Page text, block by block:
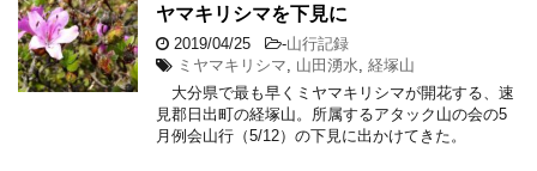
ヤマキリシマを下見に
2019/04/25 -山行記録
ミヤマキリシマ
山田湧水 経塚山
大分県で最も早くミヤマキリシマが開花する、速
見郡日出町の経塚山。所属するアタック山の会の5
月例会山行（5/12）の下見に出かけてきた。